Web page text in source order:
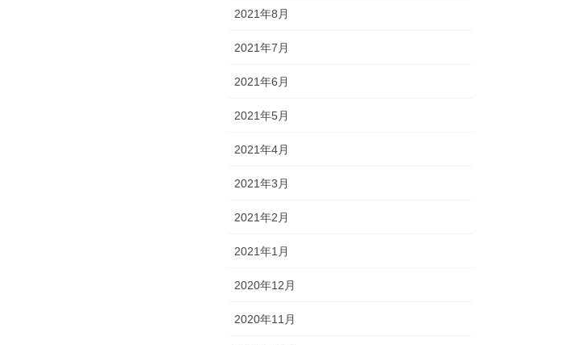
2021年8月
2021年7月
2021年6月
2021年5月
2021年4月
2021年3月
2021年2月
2021年1月
2020年12月
2020年11月